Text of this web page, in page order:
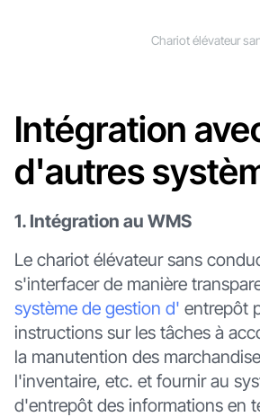
Chariot élévateur
Intégration
d'autres
1. Intégration au WMS
Le chariot élévateur sans
s'interfacer de manière
système de gestion d' entrepôt
instructions sur les tâches à
la manutention des
l'inventaire, etc. et fournir au
d'entrepôt des informations en